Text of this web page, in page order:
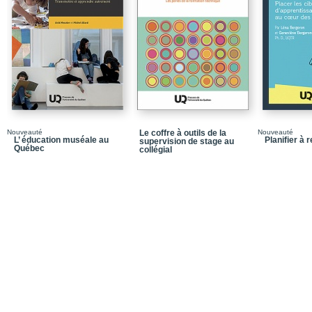
Partie 3_Favoriser la
Chapitre 5_La santé
Chapitre 6_Le
Chapitre
Partie 4_Favoriser le
Chapitre
Nouveauté
L’ éducation muséale au
Québec
Le coffre à outils de la
supervision de stage au
collégial
Nouveauté
Planifier à